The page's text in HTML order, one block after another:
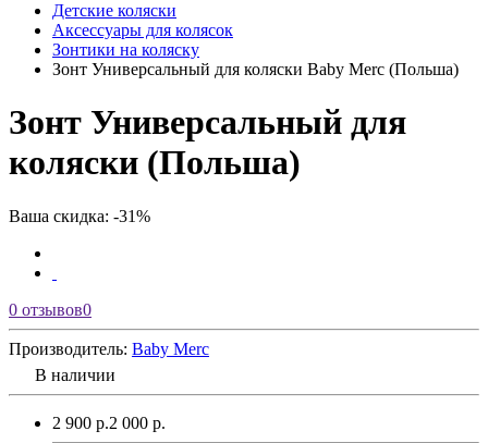
Детские коляски
Аксессуары для колясок
Зонтики на коляску
Зонт Универсальный для коляски Baby Merc (Польша)
Зонт Универсальный для
коляски (Польша)
Ваша скидка: -31%
0 отзывов0
Производитель: Baby Merс
В наличии
2 900 р.2 000 р.